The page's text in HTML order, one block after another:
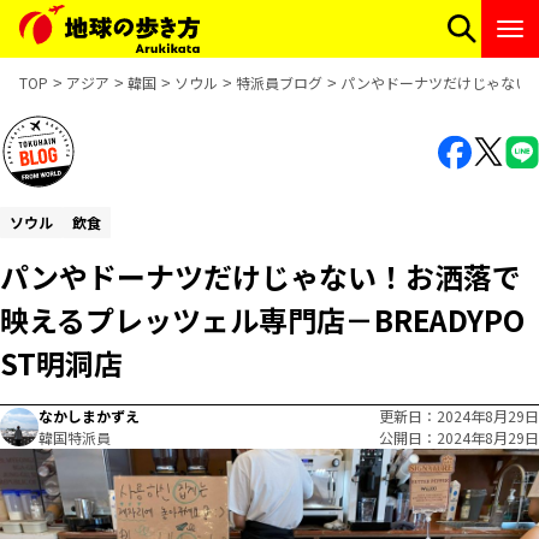
TOP アジア 韓国 ソウル 特派員ブログ パンやドーナツだけじゃない
ソウル 飲食
パンやドーナツだけじゃない！お洒落で
映えるプレッツェル専門店－BREADYPO
ST明洞店
なかしまかずえ
韓国特派員
更新日
2024年8月29日
公開日
2024年8月29日